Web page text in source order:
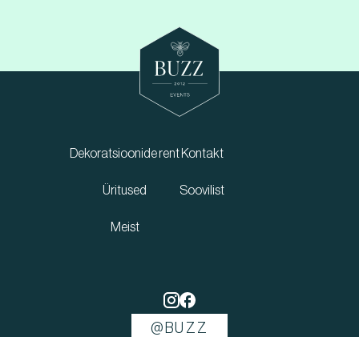
@BUZZ
Dekoratsioonide rent
Üritused
Meist
Kontakt
Soovilist